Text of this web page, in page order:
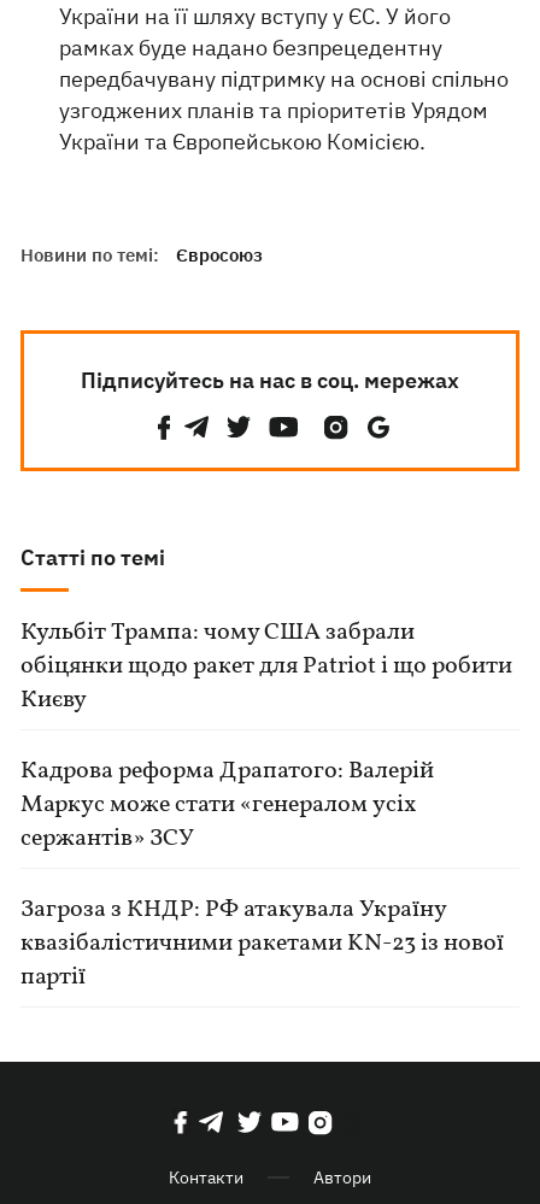
України на її шляху вступу у ЄС. У його
рамках буде надано безпрецедентну
передбачувану підтримку на основі спільно
узгоджених планів та пріоритетів Урядом
України та Європейською Комісією.
Новини по темі: Євросоюз
Підписуйтесь на нас в соц. мережах
Статті по темі
Кульбіт Трампа: чому США забрали
обіцянки щодо ракет для Patriot і що робити
Києву
Кадрова реформа Драпатого: Валерій
Маркус може стати «генералом усіх
сержантів» ЗСУ
Загроза з КНДР: РФ атакувала Україну
квазібалістичними ракетами KN-23 із нової
партії
Контакти Автори